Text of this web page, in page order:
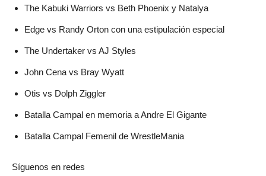
The Kabuki Warriors vs Beth Phoenix y Natalya
Edge vs Randy Orton con una estipulación especial
The Undertaker vs AJ Styles
John Cena vs Bray Wyatt
Otis vs Dolph Ziggler
Batalla Campal en memoria a Andre El Gigante
Batalla Campal Femenil de WrestleMania
Síguenos en redes